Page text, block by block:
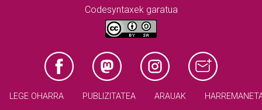
Codesyntaxek garatua
LEGE OHARRA PUBLIZITATEA ARAUAK